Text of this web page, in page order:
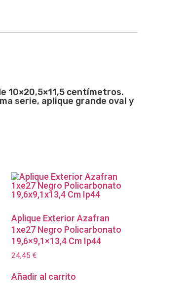
10×20,5×11,5 centímetros.
serie, aplique grande oval y
Aplique Exterior Azafran
1xe27 Negro Policarbonato
19,6×9,1×13,4 Cm Ip44
24,45€
Añadir al carrito